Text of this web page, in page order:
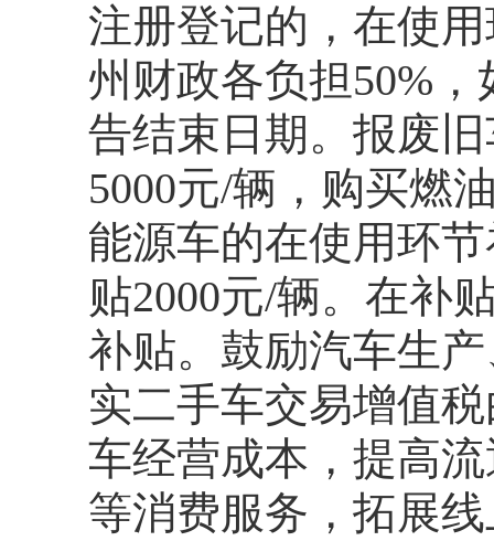
注册登记的，在使
州财政各负担50%
告结束日期。报废
5000元/辆，购买燃
能源车的在使用环
贴2000元/辆。在补
补贴。鼓励汽车生
实二手车交易增值
车经营成本，提高
等消费服务，拓展